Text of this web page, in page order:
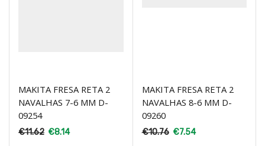
MAKITA FRESA RETA 2
NAVALHAS 7-6 MM D-
09254
€11.62 €8.14
MAKITA FRESA RETA 2
NAVALHAS 8-6 MM D-
09260
€10.76 €7.54